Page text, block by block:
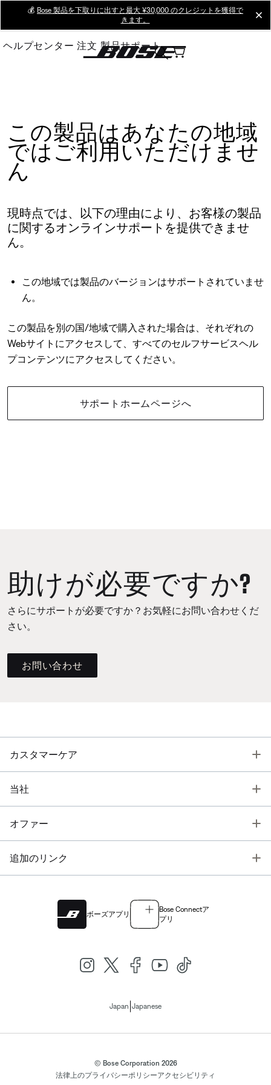
Main
💰 Bose 製品を下取りに出すと最大 ¥30,000 のクレジットを獲得で
きます。
ヘルプセンター 注文 製品サポート
この製品はあなたの地域
ではご利用いただけませ
ん
現時点では、以下の理由により、お客様の製品
に関するオンラインサポートを提供できませ
ん。
この地域では製品のバージョンはサポートされていませ
ん。
この製品を別の国/地域で購入された場合は、それぞれの
Webサイトにアクセスして、すべてのセルフサービスヘル
プコンテンツにアクセスしてください。
サポートホームページへ
助けが必要ですか?
さらにサポートが必要ですか？お気軽にお問い合わせくだ
さい。
お問い合わせ
カスタマーケア
当社
オファー
追加のリンク
ボーズアプリ
Bose Connectア
プリ
Japan Japanese
© Bose Corporation 2026
法律上のプライバシーポリシーアクセシビリティ